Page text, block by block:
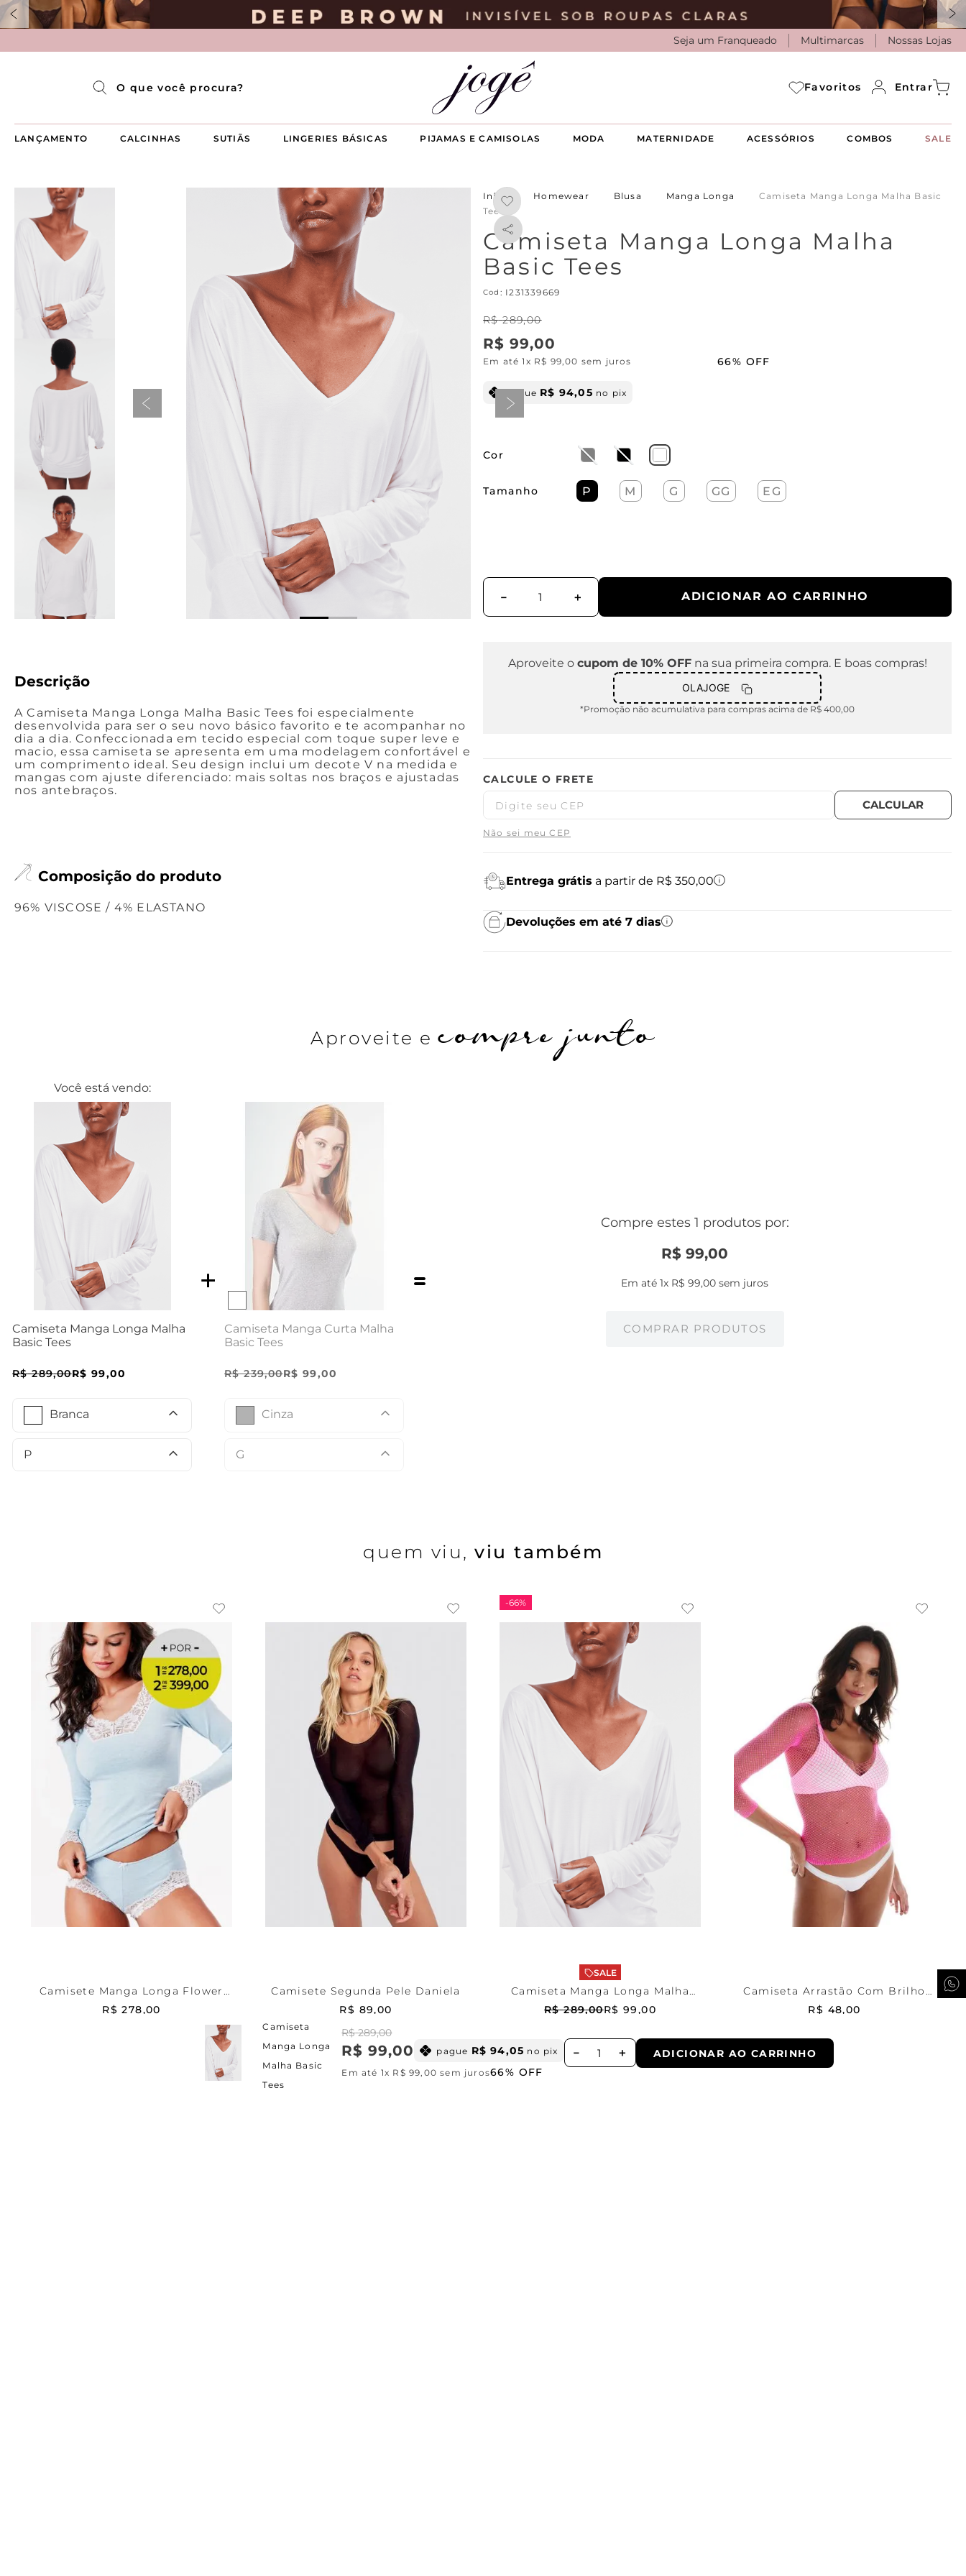
Seja um Franqueado Multimarcas Nossas Lojas
Favoritos Entrar
LANÇAMENTO CALCINHAS SUTIÃS LINGERIES BÁSICAS PIJAMAS E CAMISOLAS MODA MATERNIDADE ACESSÓRIOS COMBOS SALE
Pijama Longo Americado Aberto Luma
Pijama Capri Aberto
Pijama Curto Aberto
Descrição
A Camiseta Manga Longa Malha Basic Tees foi especialmente
desenvolvida para ser o seu novo básico favorito e te acompanhar no
dia a dia. Confeccionada em tecido especial com toque super leve e
macio, essa camiseta se apresenta em uma modelagem confortável e
um comprimento ideal. Seu design inclui um decote V na medida e
mangas com ajuste diferenciado: mais soltas nos braços e ajustadas
nos antebraços.
Composição do produto
96% VISCOSE / 4% ELASTANO
Homewear Blusa Manga Longa
Camiseta Manga Longa Malha Basic
Tees
Camiseta Manga Longa Malha
Basic Tees
: I231339669
R$ 289,00
R$ 99,00
Em até1 x R$ 99,00 sem juros 66% OFF
pague R$ 94,05 no pix
Cor
Tamanho P M G GG EG
＋
－ ADICIONAR AO CARRINHO
Aproveite o cupom de 10% OFFna sua primeira compra. E boas compras!
OLAJOGE
*Promoção não acumulativa para compras acima de R$ 400,00
Não sei meu CEP
Entrega grátis a partir de R$ 350,00
Devoluções em até 7 dias
Camiseta
Manga Longa
Malha Basic
Tees
R$ 289,00
R$ 99,00 pague R$ 94,05 no pix
Em até 1x R$ 99, 00 sem juros66% OFF
＋
－ ADICIONAR AO CARRINHO
Aproveite ecompre junto
Você está vendo:
Camiseta Manga Longa Malha
Basic Tees
R$ 289,00R$ 99,00
Branca
P
Camiseta Manga Curta Malha
Basic Tees
R$ 239,00R$ 99,00
Cinza
G
Compre estes 1 produtos por:
R$ 99,00
Em até 1x R$ 99,00 sem juros
COMPRAR PRODUTOS
quem viu, viu também
P
Camisete Manga Longa Flower
Cotton Summer Blue
R$ 278,00
U
Camisete Segunda Pele Daniela
R$ 89,00
Branca
-66%
SALE
Camiseta Manga Longa Malha
Basic Tees
R$ 289,00R$ 99,00
UNI
Camiseta Arrastão Com Brilho
Envolver
R$ 48,00